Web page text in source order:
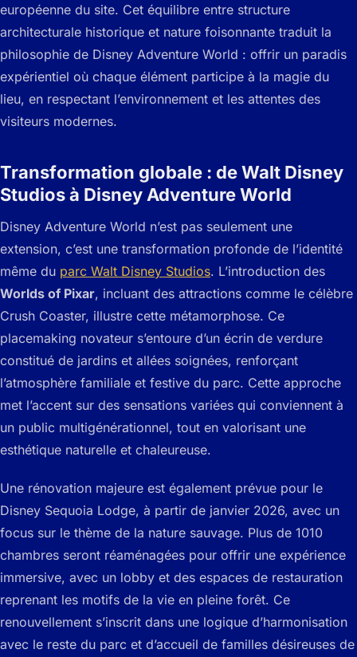
européenne du site. Cet équilibre entre structure
architecturale historique et nature foisonnante traduit la
philosophie de Disney Adventure World : offrir un paradis
expérientiel où chaque élément participe à la magie du
lieu, en respectant l’environnement et les attentes des
visiteurs modernes.
Transformation globale : de Walt Disney
Studios à Disney Adventure World
Disney Adventure World n’est pas seulement une
extension, c’est une transformation profonde de l’identité
même du parc Walt Disney Studios. L’introduction des
Worlds of Pixar, incluant des attractions comme le célèbre
Crush Coaster, illustre cette métamorphose. Ce
placemaking novateur s’entoure d’un écrin de verdure
constitué de jardins et allées soignées, renforçant
l’atmosphère familiale et festive du parc. Cette approche
met l’accent sur des sensations variées qui conviennent à
un public multigénérationnel, tout en valorisant une
esthétique naturelle et chaleureuse.
Une rénovation majeure est également prévue pour le
Disney Sequoia Lodge, à partir de janvier 2026, avec un
focus sur le thème de la nature sauvage. Plus de 1010
chambres seront réaménagées pour offrir une expérience
immersive, avec un lobby et des espaces de restauration
reprenant les motifs de la vie en pleine forêt. Ce
renouvellement s’inscrit dans une logique d’harmonisation
avec le reste du parc et d’accueil de familles désireuses de